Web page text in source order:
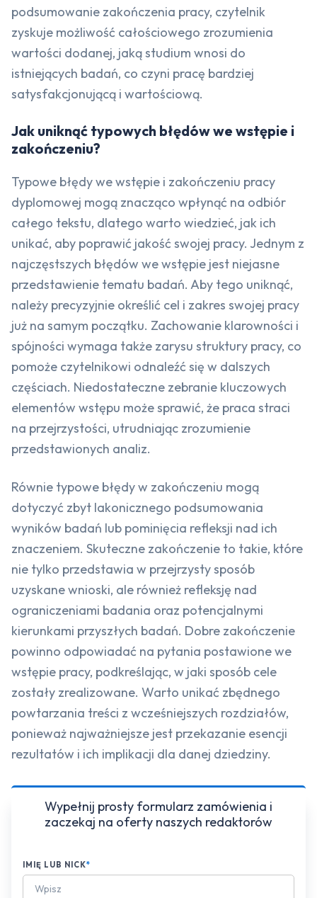
podsumowanie zakończenia pracy, czytelnik
zyskuje możliwość całościowego zrozumienia
wartości dodanej, jaką studium wnosi do
istniejących badań, co czyni pracę bardziej
satysfakcjonującą i wartościową.
Jak uniknąć typowych błędów we wstępie i
zakończeniu?
Typowe błędy we wstępie i zakończeniu pracy
dyplomowej mogą znacząco wpłynąć na odbiór
całego tekstu, dlatego warto wiedzieć, jak ich
unikać, aby poprawić jakość swojej pracy. Jednym z
najczęstszych błędów we wstępie jest niejasne
przedstawienie tematu badań. Aby tego uniknąć,
należy precyzyjnie określić cel i zakres swojej pracy
już na samym początku. Zachowanie klarowności i
spójności wymaga także zarysu struktury pracy, co
pomoże czytelnikowi odnaleźć się w dalszych
częściach. Niedostateczne zebranie kluczowych
elementów wstępu może sprawić, że praca straci
na przejrzystości, utrudniając zrozumienie
przedstawionych analiz.
Równie typowe błędy w zakończeniu mogą
dotyczyć zbyt lakonicznego podsumowania
wyników badań lub pominięcia refleksji nad ich
znaczeniem. Skuteczne zakończenie to takie, które
nie tylko przedstawia w przejrzysty sposób
uzyskane wnioski, ale również refleksję nad
ograniczeniami badania oraz potencjalnymi
kierunkami przyszłych badań. Dobre zakończenie
powinno odpowiadać na pytania postawione we
wstępie pracy, podkreślając, w jaki sposób cele
zostały zrealizowane. Warto unikać zbędnego
powtarzania treści z wcześniejszych rozdziałów,
ponieważ najważniejsze jest przekazanie esencji
rezultatów i ich implikacji dla danej dziedziny.
Wypełnij prosty formularz zamówienia i
zaczekaj na oferty naszych redaktorów
IMIĘ LUB NICK*